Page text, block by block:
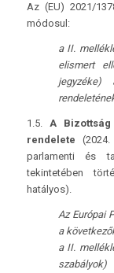
Az (EU) 2021/
módosul:
a II.
elismert
jegyzéke)
1.5. A
rendelete
parlamenti és
tekintetében
hatályos).
Az Európai
a
a II.